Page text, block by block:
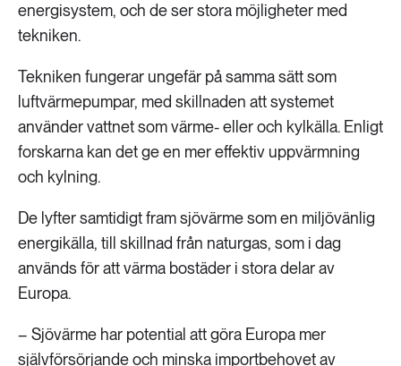
energisystem, och de ser stora möjligheter med
tekniken.
Tekniken fungerar ungefär på samma sätt som
luftvärmepumpar, med skillnaden att systemet
använder vattnet som värme- eller och kylkälla. Enligt
forskarna kan det ge en mer effektiv uppvärmning
och kylning.
De lyfter samtidigt fram sjövärme som en miljövänlig
energikälla, till skillnad från naturgas, som i dag
används för att värma bostäder i stora delar av
Europa.
– Sjövärme har potential att göra Europa mer
självförsörjande och minska importbehovet av